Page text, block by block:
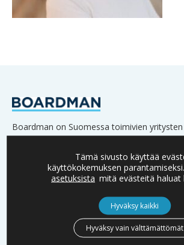
Boardman on Suomessa toimivien
Verkostoomme kuuluu lukuisia yritysten
hallitusten jäseniä sekä johtoa.
YHTEYSTIEDOT
Tämä sivusto käyttää
käyttökokemuksen
asetuksista mitä evästeitä haluat
Hyväksy kaikki
Hyväksy vain välttämättömät